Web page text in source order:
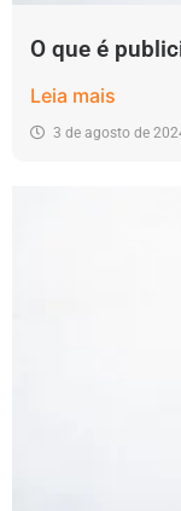
O que é
Leia mais
3 de agosto de